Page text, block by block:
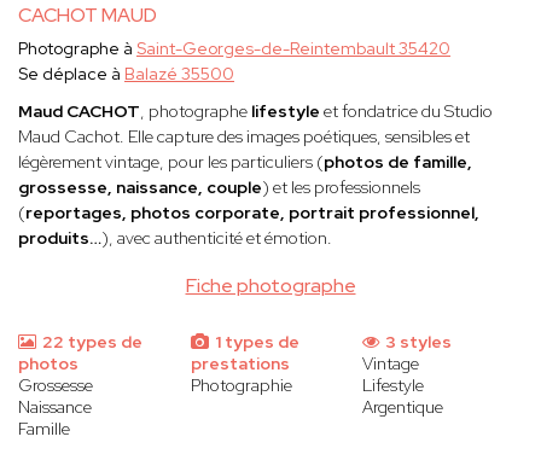
CACHOT MAUD
Fiche photographe
Photographe à Saint-Georges-de-Reintembault 35420
Se déplace à Balazé 35500
Maud CACHOT, photographe lifestyle et fondatrice du Studio
Maud Cachot. Elle capture des images poétiques, sensibles et
légèrement vintage, pour les particuliers (photos de famille,
grossesse, naissance, couple) et les professionnels
(reportages, photos corporate, portrait professionnel,
produits…), avec authenticité et émotion.
22 types de
photos
Grossesse
Naissance
Famille
1 types de
prestations
Photographie
3 styles
Vintage
Lifestyle
Argentique